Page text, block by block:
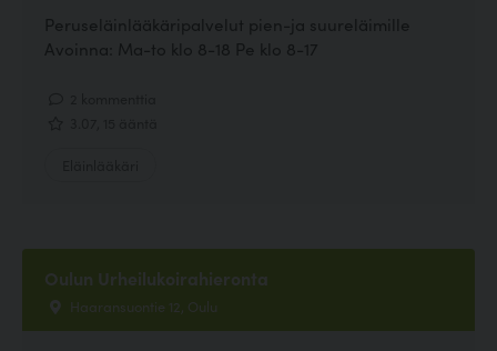
Peruseläinlääkäripalvelut pien-ja suureläimille
Avoinna: Ma-to klo 8-18 Pe klo 8-17
Oulun Urheilukoirahieronta
Haaransuontie 12, Oulu